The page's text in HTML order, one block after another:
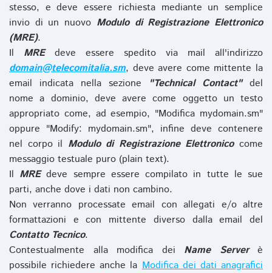
stesso, e deve essere richiesta mediante un semplice
invio di un nuovo Modulo di Registrazione Elettronico
(MRE).
Il MREdeve essere spedito via mail all'indirizzo
domain@telecomitalia.sm, deve avere come mittente la
email indicata nella sezione
"Technical Contact"del
nome a dominio, deve avere come oggetto un testo
appropriato come, ad esempio, "Modifica mydomain.sm"
oppure "Modify: mydomain.sm", infine deve contenere
nel corpo il Modulo di Registrazione Elettronicocome
messaggio testuale puro (plain text).
Il MREdeve sempre essere compilato in tutte le sue
parti, anche dove i dati non cambino.
Non verranno processate email con allegati e/o altre
formattazioni e con mittente diverso dalla email del
Contatto Tecnico.
Contestualmente alla modifica dei Name Serverè
possibile richiedere anche laModifica dei dati anagrafici